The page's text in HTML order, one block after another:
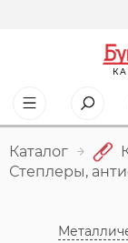
Каталог
Степлеры,